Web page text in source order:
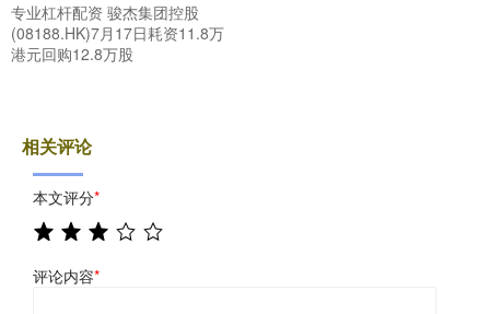
专业杠杆配资 骏杰集团控股
(08188.HK)7月17日耗资11.8万
港元回购12.8万股
相关评论
本文评分*
评论内容*